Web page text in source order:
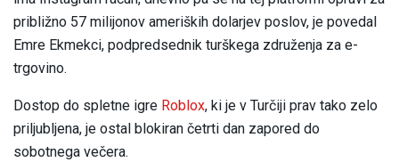
približno 57 milijonov ameriških dolarjev poslov, je povedal
Emre Ekmekci, podpredsednik turškega združenja za e-
trgovino.
Dostop do spletne igre Roblox, ki je v Turčiji prav tako zelo
priljubljena, je ostal blokiran četrti dan zapored do
sobotnega večera.